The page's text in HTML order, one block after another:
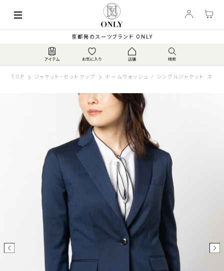
京都発のスーツブランド ONLY
TOP ジャケット・セットアップ ホームウォッシュ / シングルジャケット ネイ